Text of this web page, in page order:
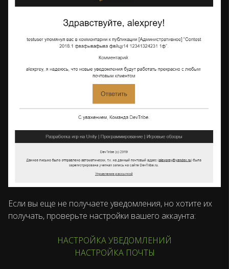
Если вы еще не получаете уведомления, но хотите их
получать, проверьте настройки вашего аккаунта:
НАСТРОЙКА УВЕДОМЛЕНИЙ
НАСТРОЙКА ПОЧТЫ